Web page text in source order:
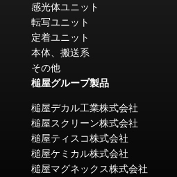
感光体ユニット
転写ユニット
定着ユニット
本体、搬送系
その他
槌屋グループ製品
槌屋デカル工業株式会社
槌屋スクリーン株式会社
槌屋ティスコ株式会社
槌屋ケミカル株式会社
槌屋マグネックス株式会社